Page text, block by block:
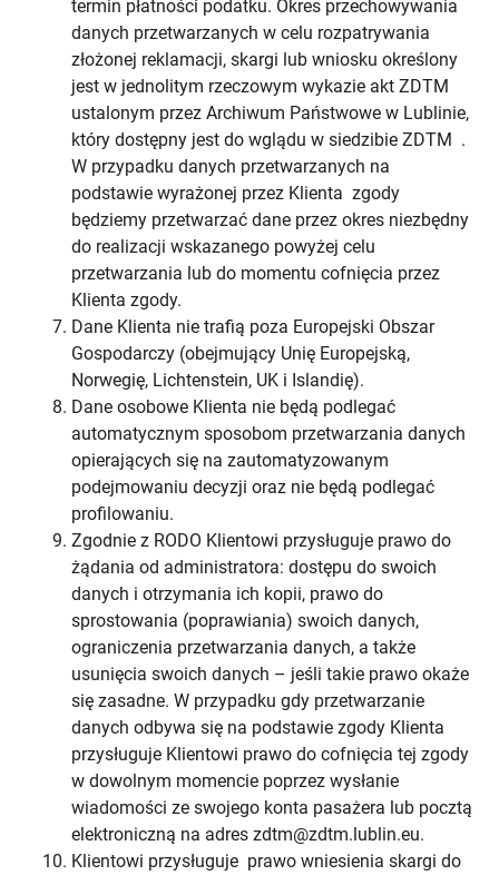
termin płatności podatku. Okres przechowywania
danych przetwarzanych w celu rozpatrywania
złożonej reklamacji, skargi lub wniosku określony
jest w jednolitym rzeczowym wykazie akt ZDTM
ustalonym przez Archiwum Państwowe w Lublinie,
który dostępny jest do wglądu w siedzibie ZDTM .
W przypadku danych przetwarzanych na
podstawie wyrażonej przez Klienta zgody
będziemy przetwarzać dane przez okres niezbędny
do realizacji wskazanego powyżej celu
przetwarzania lub do momentu cofnięcia przez
Klienta zgody.
Dane Klienta nie trafią poza Europejski Obszar
Gospodarczy (obejmujący Unię Europejską,
Norwegię, Lichtenstein, UK i Islandię).
Dane osobowe Klienta nie będą podlegać
automatycznym sposobom przetwarzania danych
opierających się na zautomatyzowanym
podejmowaniu decyzji oraz nie będą podlegać
profilowaniu.
Zgodnie z RODO Klientowi przysługuje prawo do
żądania od administratora: dostępu do swoich
danych i otrzymania ich kopii, prawo do
sprostowania (poprawiania) swoich danych,
ograniczenia przetwarzania danych, a także
usunięcia swoich danych – jeśli takie prawo okaże
się zasadne. W przypadku gdy przetwarzanie
danych odbywa się na podstawie zgody Klienta
przysługuje Klientowi prawo do cofnięcia tej zgody
w dowolnym momencie poprzez wysłanie
wiadomości ze swojego konta pasażera lub pocztą
elektroniczną na adres zdtm@zdtm.lublin.eu.
Klientowi przysługuje prawo wniesienia skargi do